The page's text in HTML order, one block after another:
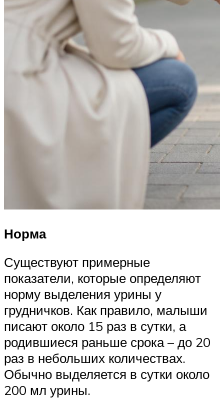
Норма
Существуют примерные
показатели, которые определяют
норму выделения урины у
грудничков. Как правило, малыши
писают около 15 раз в сутки, а
родившиеся раньше срока – до 20
раз в небольших количествах.
Обычно выделяется в сутки около
200 мл урины.